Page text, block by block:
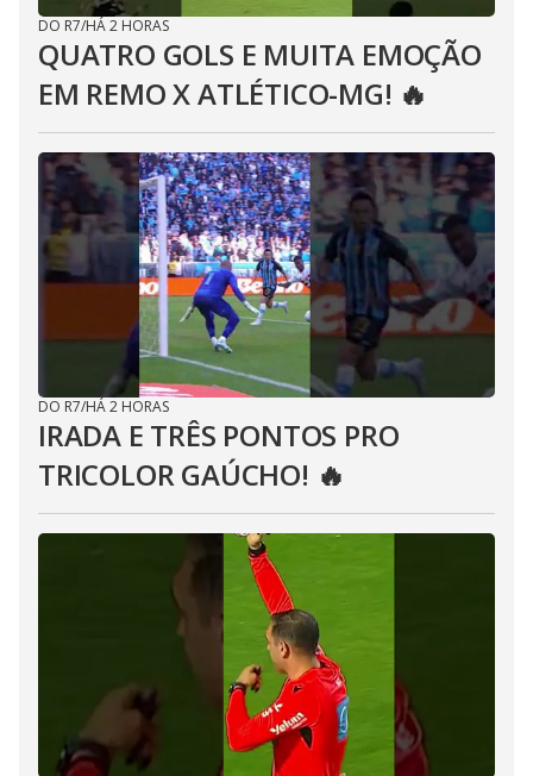
DO R7/HÁ 2 HORAS
QUATRO GOLS E MUITA EMOÇÃO
EM REMO X ATLÉTICO-MG! 🔥
DO R7/HÁ 2 HORAS
IRADA E TRÊS PONTOS PRO
TRICOLOR GAÚCHO! 🔥